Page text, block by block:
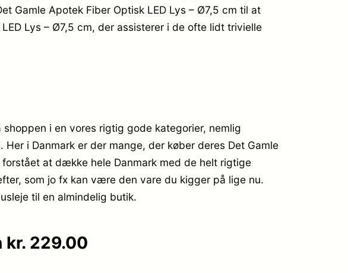
Gamle Apotek Fiber Optisk LED Lys – Ø7,5 cm til at
Lys – Ø7,5 cm, der assisterer i de ofte lidt trivielle
i en vores rigtig gode kategorier, nemlig
i Danmark er der mange, der køber deres Det Gamle
at dække hele Danmark med de helt rigtige
som jo fx kan være den vare du kigger på lige nu.
til en almindelig butik.
kr. 229.00